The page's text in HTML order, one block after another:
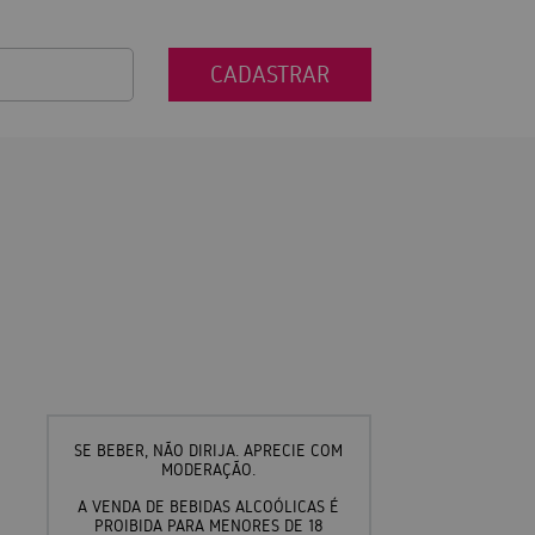
CADASTRAR
SE BEBER, NÃO DIRIJA. APRECIE COM
MODERAÇÃO.
A VENDA DE BEBIDAS ALCOÓLICAS É
PROIBIDA PARA MENORES DE 18